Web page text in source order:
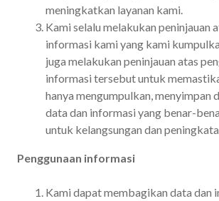
meningkatkan layanan kami.
Kami selalu melakukan peninjauan
informasi kami yang kami
juga melakukan peninjauan atas
informasi tersebut untuk
hanya mengumpulkan, menyimpan
data dan informasi yang benar-
untuk kelangsungan dan
Penggunaan informasi
Kami dapat membagikan data dan